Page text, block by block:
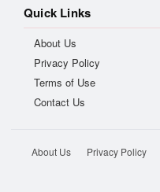
Quick Links
About Us
Privacy Policy
Terms of Use
Contact Us
About Us Privacy Policy